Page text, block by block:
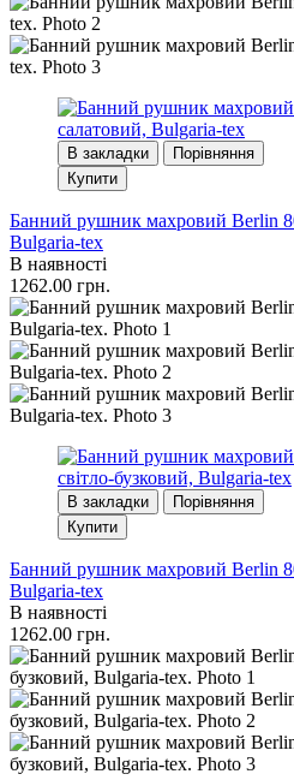
В закладки
Порівняння
Купити
Банний рушник махровий Berlin
Bulgaria-tex
В наявності
1262.00 грн.
В закладки
Порівняння
Купити
Банний рушник махровий Berlin
Bulgaria-tex
В наявності
1262.00 грн.